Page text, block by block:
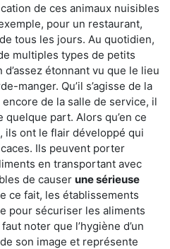
de ces animaux nuisibles
pour un restaurant,
tous les jours. Au quotidien,
multiples types de petits
d’assez étonnant vu que le lieu
manger. Qu’il s’agisse de la
de la salle de service, il
part. Alors qu’en ce
ils ont le flair développé qui
Ils peuvent porter
en transportant avec
de causer une sérieuse
ce fait, les établissements
pour sécuriser les aliments
noter que l’hygiène d’un
son image et représente